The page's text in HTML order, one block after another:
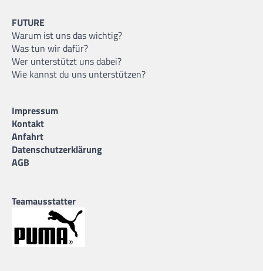
FUTURE
Warum ist uns das wichtig?
Was tun wir dafür?
Wer unterstützt uns dabei?
Wie kannst du uns unterstützen?
Impressum
Kontakt
Anfahrt
Datenschutzerklärung
AGB
Teamausstatter